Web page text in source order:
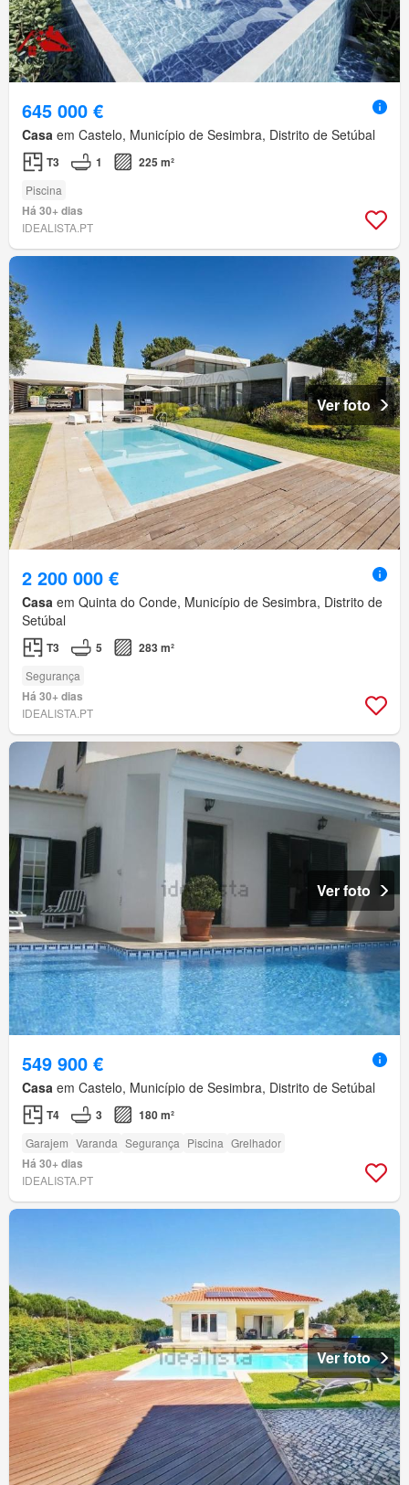
645 000 €
Casa em Castelo, Município de Sesimbra, Distrito de Setúbal
T3 1 225 m²
Piscina
Há 30+ dias
IDEALISTA.PT
Ver foto
2 200 000 €
Casa em Quinta do Conde, Município de Sesimbra, Distrito de
Setúbal
T3 5 283 m²
Segurança
Há 30+ dias
IDEALISTA.PT
Ver foto
549 900 €
Casa em Castelo, Município de Sesimbra, Distrito de Setúbal
T4 3 180 m²
Garajem Varanda Segurança Piscina Grelhador
Há 30+ dias
IDEALISTA.PT
Ver foto